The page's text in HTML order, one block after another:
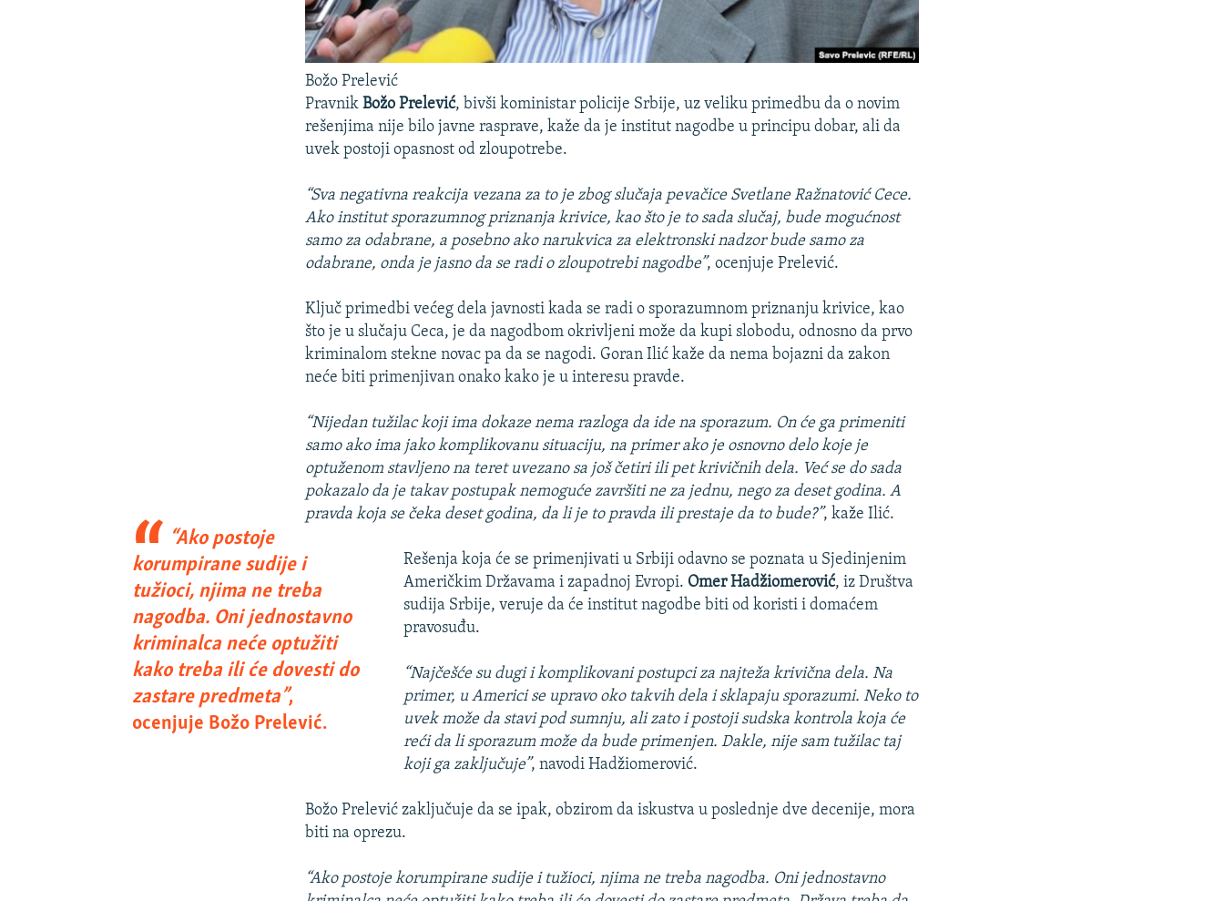
Božo Prelević
PravnikBožo Prelević, bivši koministar policije Srbije, uz veliku primedbu da o novim
rešenjima nije bilo javne rasprave, kaže da je institut nagodbe u principu dobar, ali da
uvek postoji opasnost od zloupotrebe.
“Sva negativna reakcija vezana za to je zbog slučaja pevačice Svetlane Ražnatović Cece.
Ako institut sporazumnog priznanja krivice, kao što je to sada slučaj, bude mogućnost
samo za odabrane, a posebno ako narukvica za elektronski nadzor bude samo za
odabrane, onda je jasno da se radi o zloupotrebi nagodbe”, ocenjuje Prelević.
Ključ primedbi većeg dela javnosti kada se radi o sporazumnom priznanju krivice, kao
što je u slučaju Ceca, je da nagodbom okrivljeni može da kupi slobodu, odnosno da prvo
kriminalom stekne novac pa da se nagodi. Goran Ilić kaže da nema bojazni da zakon
neće biti primenjivan onako kako je u interesu pravde.
“Nijedan tužilac koji ima dokaze nema razloga da ide na sporazum. On će ga primeniti
samo ako ima jako komplikovanu situaciju, na primer ako je osnovno delo koje je
optuženom stavljeno na teret uvezano sa još četiri ili pet krivičnih dela. Već se do sada
pokazalo da je takav postupak nemoguće završiti ne za jednu, nego za deset godina. A
pravda koja se čeka deset godina, da li je to pravda ili prestaje da to bude?”, kaže Ilić.
“Ako postoje
korumpirane sudije i
tužioci, njima ne treba
nagodba. Oni jednostavno
kriminalca neće optužiti
kako treba ili će dovesti do
zastare predmeta”,
ocenjuje Božo Prelević.
Rešenja koja će se primenjivati u Srbiji odavno se poznata u Sjedinjenim
Američkim Državama i zapadnoj Evropi. Omer Hadžiomerović, iz Društva
sudija Srbije, veruje da će institut nagodbe biti od koristi i domaćem
pravosuđu.
“Najčešće su dugi i komplikovani postupci za najteža krivična dela. Na
primer, u Americi se upravo oko takvih dela i sklapaju sporazumi. Neko to
uvek može da stavi pod sumnju, ali zato i postoji sudska kontrola koja će
reći da li sporazum može da bude primenjen. Dakle, nije sam tužilac taj
koji ga zaključuje”, navodi Hadžiomerović.
Božo Prelević zaključuje da se ipak, obzirom da iskustva u poslednje dve decenije, mora
biti na oprezu.
“Ako postoje korumpirane sudije i tužioci, njima ne treba nagodba. Oni jednostavno